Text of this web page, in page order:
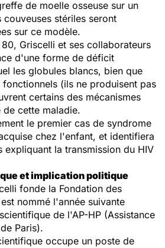
de moelle osseuse sur un
stériles seront
sur ce modèle.
Griscelli et ses collaborateurs
d'une forme de déficit
les globules blancs, bien que
(ils ne produisent pas
certains des mécanismes
cette maladie.
le premier cas de syndrome
chez l'enfant, et identifiera
expliquant la transmission du HIV
et implication politique
fonde la Fondation des
nommé l'année suivante
de l'AP-HP (Assistance
Paris).
occupe un poste de